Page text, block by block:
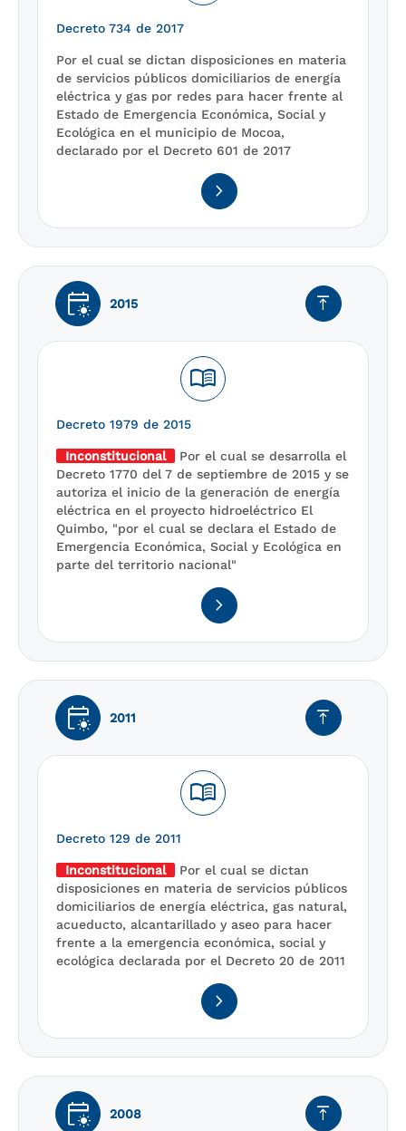
Decreto 734 de 2017
Por el cual se dictan disposiciones en materia
de servicios públicos domiciliarios de energía
eléctrica y gas por redes para hacer frente al
Estado de Emergencia Económica, Social y
Ecológica en el municipio de Mocoa,
declarado por el Decreto 601 de 2017
navigate_next
early_on 2015 vertical_align_top
menu_book
Decreto 1979 de 2015
Inconstitucional
Por el cual se desarrolla el
Decreto 1770 del 7 de septiembre de 2015 y se
autoriza el inicio de la generación de energía
eléctrica en el proyecto hidroeléctrico El
Quimbo, "por el cual se declara el Estado de
Emergencia Económica, Social y Ecológica en
parte del territorio nacional"
navigate_next
early_on 2011 vertical_align_top
menu_book
Decreto 129 de 2011
Inconstitucional
Por el cual se dictan
disposiciones en materia de servicios públicos
domiciliarios de energía eléctrica, gas natural,
acueducto, alcantarillado y aseo para hacer
frente a la emergencia económica, social y
ecológica declarada por el Decreto 20 de 2011
navigate_next
early_on 2008 vertical_align_top